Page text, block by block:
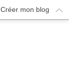
Créer mon blog